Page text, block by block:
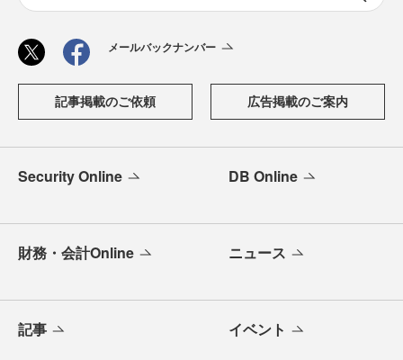
メールバックナンバー
記事掲載のご依頼 広告掲載のご案内
Security Online DB Online
財務・会計Online ニュース
記事 イベント